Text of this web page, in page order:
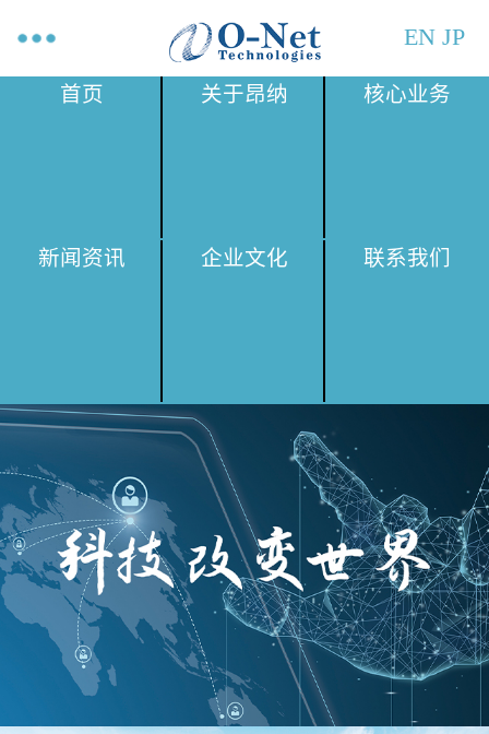
EN JP
首页 关于昂纳 核心业务
新闻资讯 企业文化 联系我们